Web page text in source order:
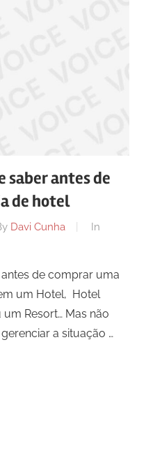
saber antes de
de hotel
Davi Cunha
In
de comprar uma
um Hotel, Hotel
Resort… Mas não
a situação …